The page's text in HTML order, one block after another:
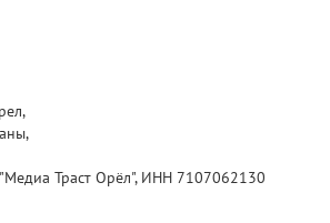
Траст Орёл", ИНН 7107062130